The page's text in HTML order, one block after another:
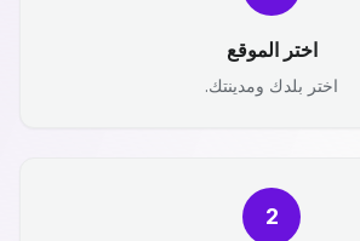
اختر الموقع
اختر بلدك ومدينتك.
2